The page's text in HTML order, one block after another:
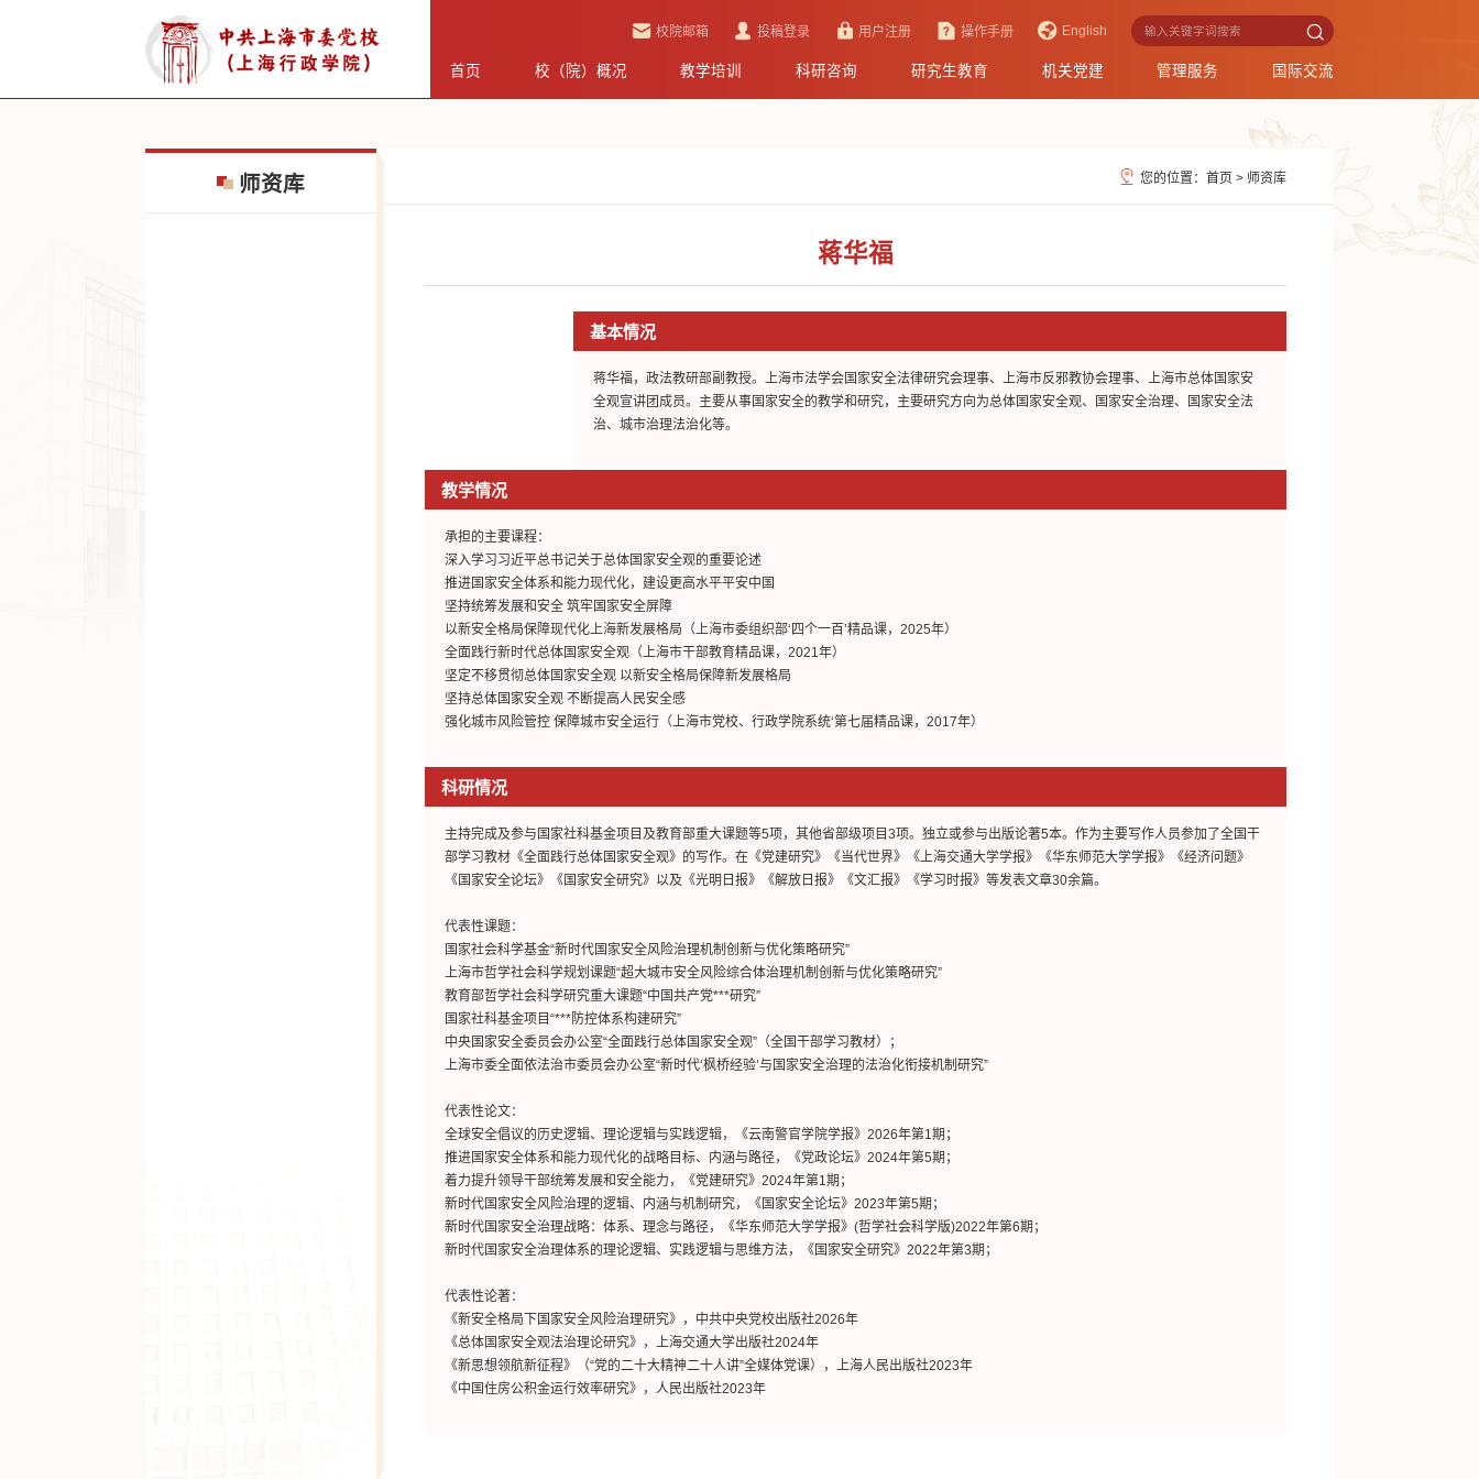
校院邮箱 投稿登录 用户注册 操作手册 English
首页 校（院）概况 教学培训 科研咨询 研究生教育 机关党建 管理服务 国际交流
师资库 您的位置： 首页> 师资库
蒋华福
基本情况
蒋华福，政法教研部副教授。上海市法学会国家安全法律研究会理事、上海市反邪教协会理事、上海市总体国家安
全观宣讲团成员。主要从事国家安全的教学和研究，主要研究方向为总体国家安全观、国家安全治理、国家安全法
治、城市治理法治化等。
教学情况
承担的主要课程：
深入学习习近平总书记关于总体国家安全观的重要论述
推进国家安全体系和能力现代化，建设更高水平平安中国
坚持统筹发展和安全 筑牢国家安全屏障
以新安全格局保障现代化上海新发展格局（上海市委组织部‘四个一百’精品课，2025年）
全面践行新时代总体国家安全观（上海市干部教育精品课，2021年）
坚定不移贯彻总体国家安全观 以新安全格局保障新发展格局
坚持总体国家安全观 不断提高人民安全感
强化城市风险管控 保障城市安全运行（上海市党校、行政学院系统‘第七届精品课，2017年）
科研情况
主持完成及参与国家社科基金项目及教育部重大课题等5项，其他省部级项目3项。独立或参与出版论著5本。作为主要写作人员参加了全国干
部学习教材《全面践行总体国家安全观》的写作。在《党建研究》《当代世界》《上海交通大学学报》《华东师范大学学报》《经济问题》
《国家安全论坛》《国家安全研究》以及《光明日报》《解放日报》《文汇报》《学习时报》等发表文章30余篇。
代表性课题：
国家社会科学基金“新时代国家安全风险治理机制创新与优化策略研究”
上海市哲学社会科学规划课题“超大城市安全风险综合体治理机制创新与优化策略研究”
教育部哲学社会科学研究重大课题“中国共产党***研究”
国家社科基金项目“***防控体系构建研究”
中央国家安全委员会办公室“全面践行总体国家安全观”（全国干部学习教材）；
上海市委全面依法治市委员会办公室“新时代‘枫桥经验’与国家安全治理的法治化衔接机制研究”
代表性论文：
全球安全倡议的历史逻辑、理论逻辑与实践逻辑，《云南警官学院学报》2026年第1期；
推进国家安全体系和能力现代化的战略目标、内涵与路径，《党政论坛》2024年第5期；
着力提升领导干部统筹发展和安全能力，《党建研究》2024年第1期；
新时代国家安全风险治理的逻辑、内涵与机制研究，《国家安全论坛》2023年第5期；
新时代国家安全治理战略：体系、理念与路径，《华东师范大学学报》(哲学社会科学版)2022年第6期；
新时代国家安全治理体系的理论逻辑、实践逻辑与思维方法，《国家安全研究》2022年第3期；
代表性论著：
《新安全格局下国家安全风险治理研究》，中共中央党校出版社2026年
《总体国家安全观法治理论研究》，上海交通大学出版社2024年
《新思想领航新征程》（“党的二十大精神二十人讲”全媒体党课），上海人民出版社2023年
《中国住房公积金运行效率研究》，人民出版社2023年